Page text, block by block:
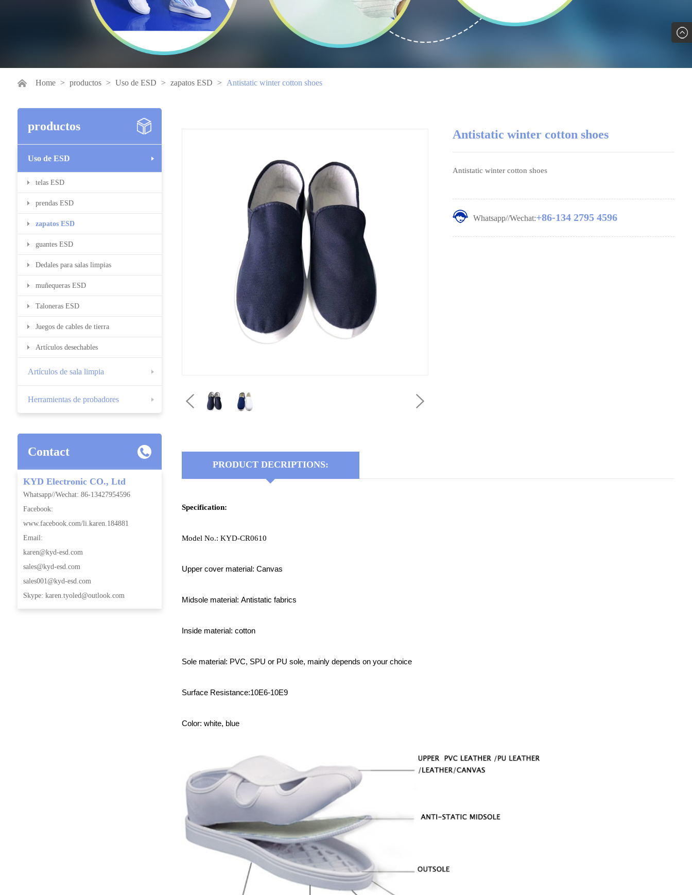
Home > productos > Uso de ESD > zapatos ESD > Antistatic winter cotton shoes
productos
Uso de ESD
telas ESD
prendas ESD
zapatos ESD
guantes ESD
Dedales para salas limpias
muñequeras ESD
Taloneras ESD
Juegos de cables de tierra
Artículos desechables
Artículos de sala limpia
Herramientas de probadores
Contact
KYD Electronic CO., Ltd
Whatsapp//Wechat: 86-13427954596
Facebook:
www.facebook.com/li.karen.184881
Email:
karen@kyd-esd.com
sales@kyd-esd.com
sales001@kyd-esd.com
Skype: karen.tyoled@outlook.com
Antistatic winter cotton shoes
Antistatic winter cotton shoes
Whatsapp//Wechat:+86-134 2795 4596
PRODUCT DECRIPTIONS:
Specification:
Model No.: KYD-CR0610
Upper cover material: Canvas
Midsole material: Antistatic fabrics
Inside material: cotton
Sole material: PVC, SPU or PU sole, mainly depends on your choice
Surface Resistance:10E6-10E9
Color: white, blue